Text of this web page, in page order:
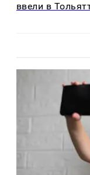
ввели в